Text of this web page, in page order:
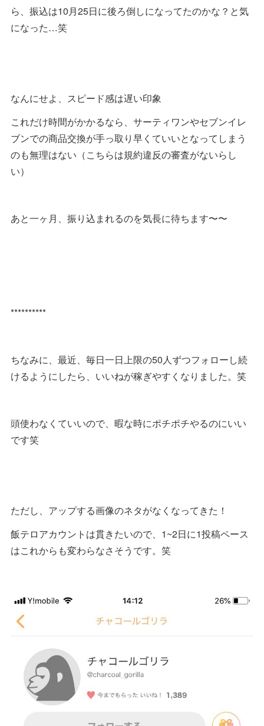
ら、振込は10月25日に後ろ倒しになってたのかな？と気
になった…笑
なんにせよ、スピード感は遅い印象
これだけ時間がかかるなら、サーティワンやセブンイレ
ブンでの商品交換が手っ取り早くていいとなってしまう
のも無理はない（こちらは規約違反の審査がないらし
い）
あと一ヶ月、振り込まれるのを気長に待ちます〜〜
**********
ちなみに、最近、毎日一日上限の50人ずつフォローし続
けるようにしたら、いいねが稼ぎやすくなりました。笑
頭使わなくていいので、暇な時にポチポチやるのにいい
です笑
ただし、アップする画像のネタがなくなってきた！
飯テロアカウントは貫きたいので、1~2日に1投稿ペース
はこれからも変わらなさそうです。笑